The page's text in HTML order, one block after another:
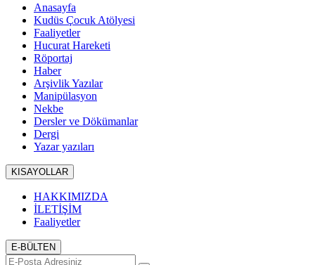
Anasayfa
Kudüs Çocuk Atölyesi
Faaliyetler
Hucurat Hareketi
Röportaj
Haber
Arşivlik Yazılar
Manipülasyon
Nekbe
Dersler ve Dökümanlar
Dergi
Yazar yazıları
KISAYOLLAR
HAKKIMIZDA
İLETİŞİM
Faaliyetler
E-BÜLTEN